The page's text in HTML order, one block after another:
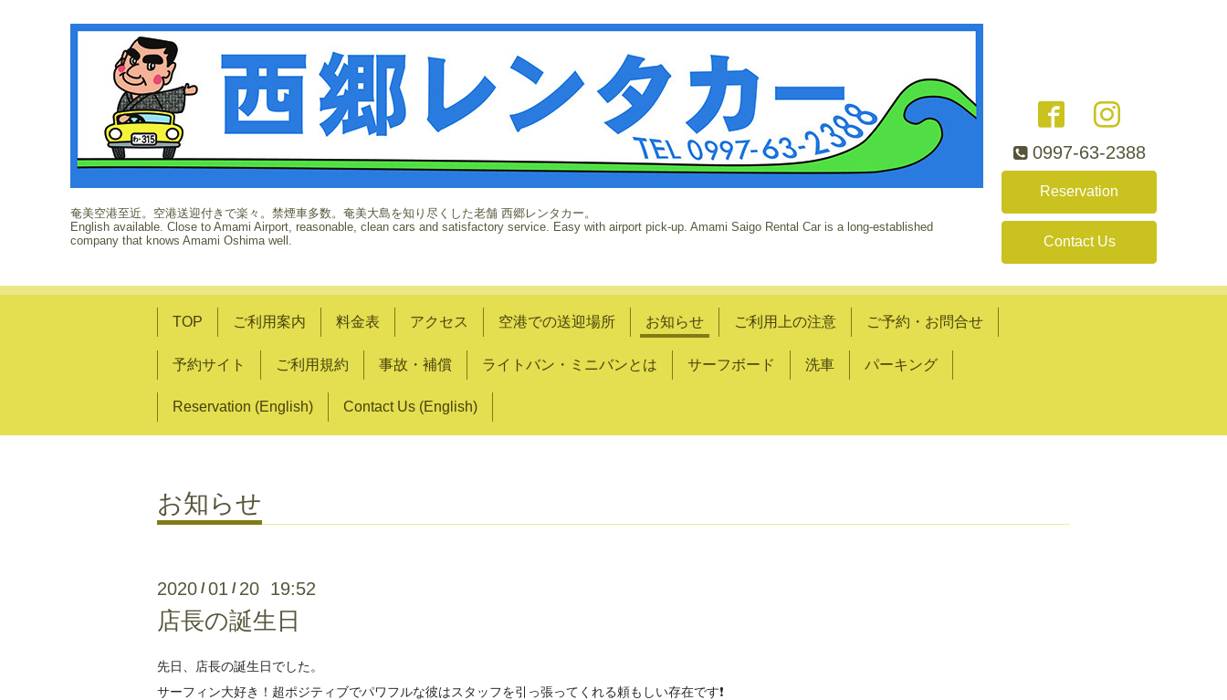
奄美空港至近。空港送迎付きで楽々。禁煙車多数。奄美大島を知り尽くした老舗 西郷レンタカー。
English available. Close to Amami Airport, reasonable, clean cars and satisfactory service. Easy with airport pick-up. Amami Saigo Rental Car is a long-established
company that knows Amami Oshima well.
0997-63-2388
Reservation
Contact Us
TOP ご利用案内 料金表 アクセス 空港での送迎場所 お知らせ ご利用上の注意 ご予約・お問合せ
予約サイト ご利用規約 事故・補償 ライトバン・ミニバンとは サーフボード 洗車 パーキング
Reservation (English) Contact Us (English)
お知らせ
2020 /01 / 20 19:52
店長の誕生日
先日、店長の誕生日でした。
サーフィン大好き！超ポジティブでパワフルな彼はスタッフを引っ張ってくれる頼もしい存在です❗